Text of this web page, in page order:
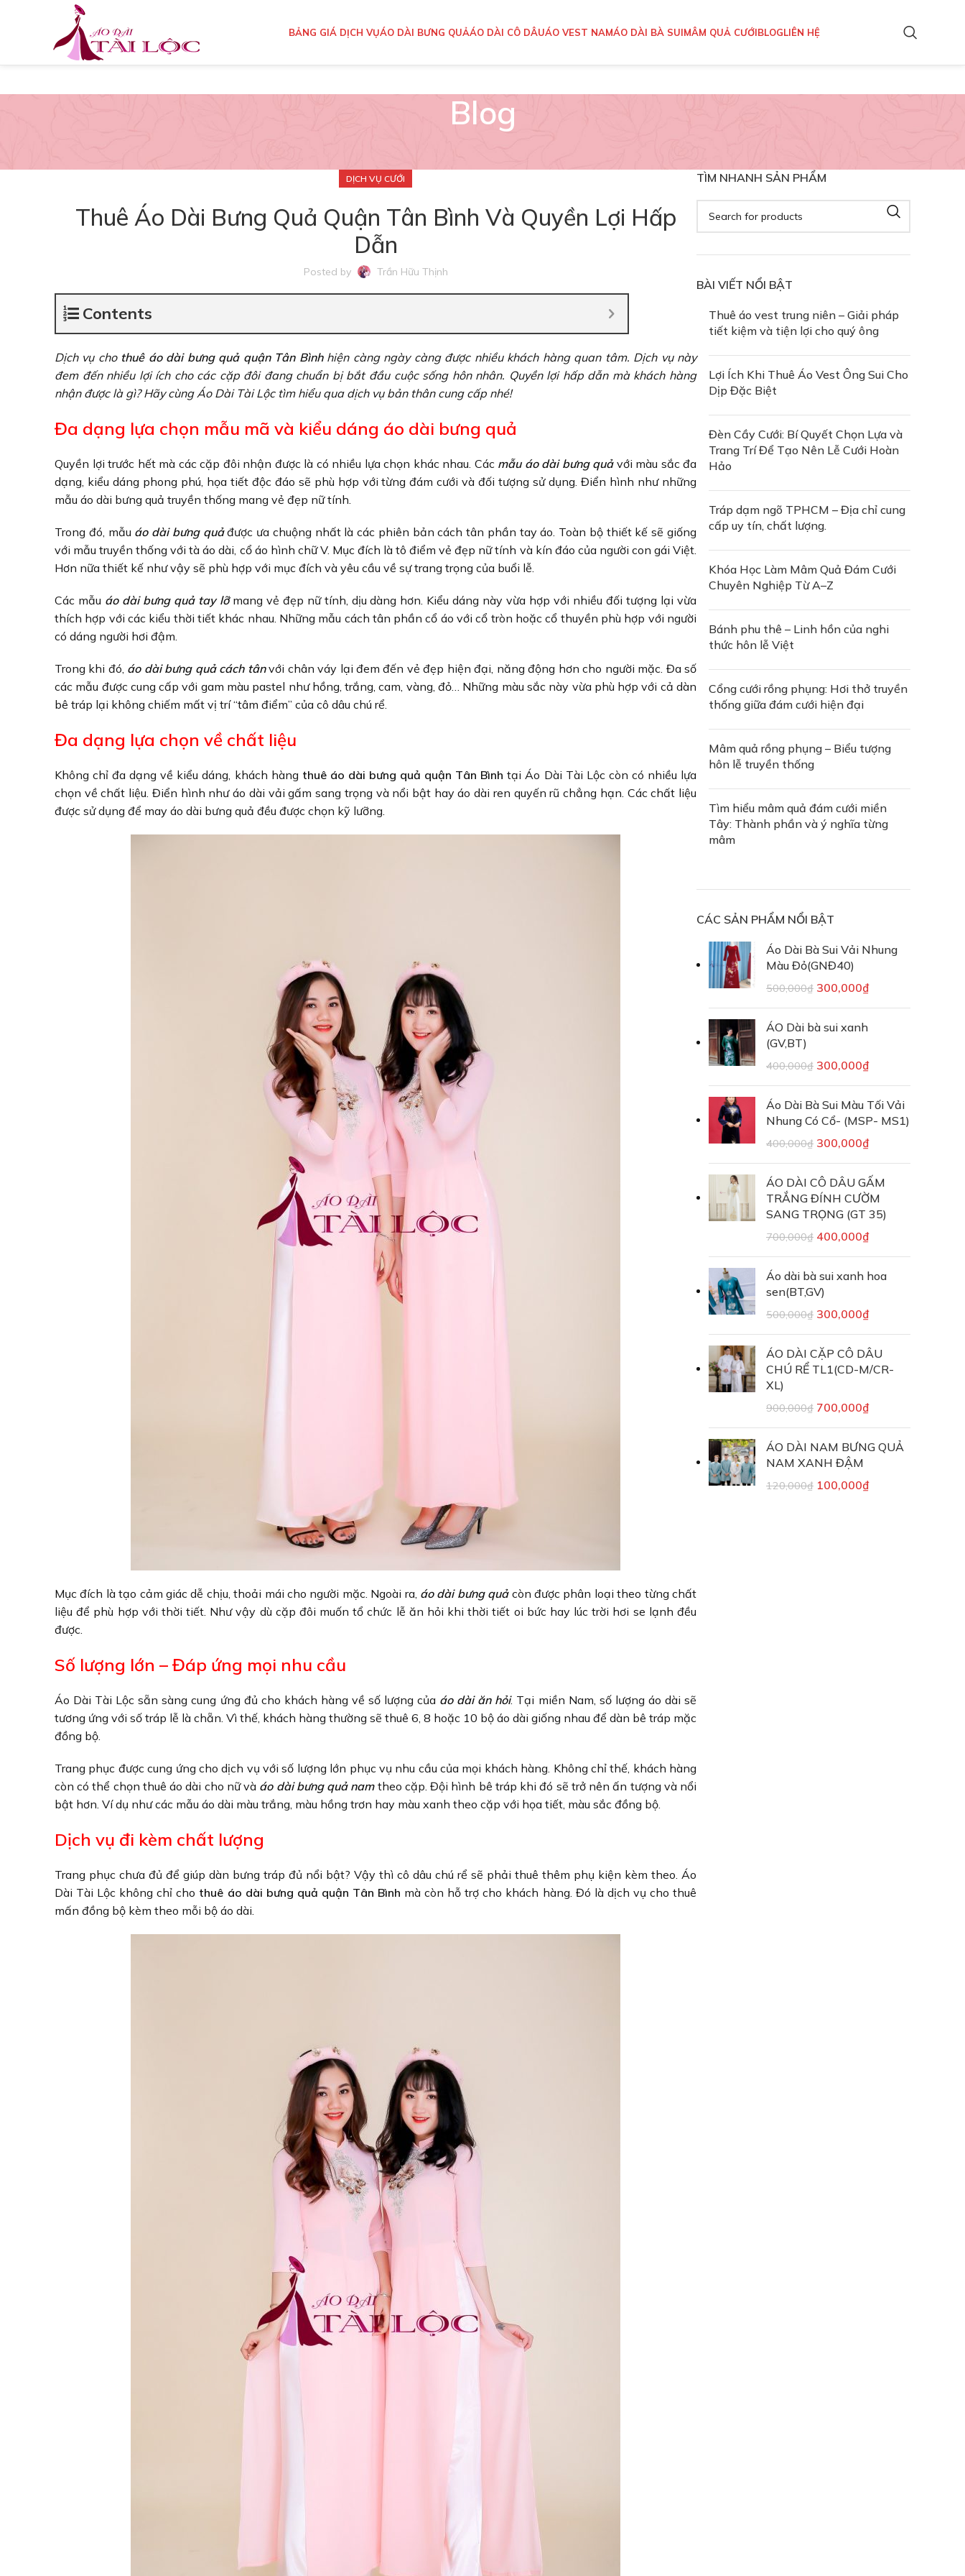
BẢNG GIÁ DỊCH VỤÁO DÀI BƯNG QUẢÁO DÀI CÔ DÂUÁO VEST NAMÁO DÀI BÀ SUIMÂM QUẢ CƯỚIBLOGLIÊN HỆ
Blog
DỊCH VỤ CƯỚI
Thuê Áo Dài Bưng Quả Quận Tân Bình Và Quyền Lợi Hấp
Dẫn
Posted by Trần Hữu Thịnh
Contents
Dịch vụ cho thuê áo dài bưng quả quận Tân Bình hiện càng ngày càng được nhiều khách hàng quan tâm. Dịch vụ này
đem đến nhiều lợi ích cho các cặp đôi đang chuẩn bị bắt đầu cuộc sống hôn nhân. Quyền lợi hấp dẫn mà khách hàng
nhận được là gì? Hãy cùng Áo Dài Tài Lộc tìm hiểu qua dịch vụ bản thân cung cấp nhé!
Đa dạng lựa chọn mẫu mã và kiểu dáng áo dài bưng quả
Quyền lợi trước hết mà các cặp đôi nhận được là có nhiều lựa chọn khác nhau. Các mẫu áo dài bưng quả với màu sắc đa
dạng, kiểu dáng phong phú, họa tiết độc đáo sẽ phù hợp với từng đám cưới và đối tượng sử dụng. Điển hình như những
mẫu áo dài bưng quả truyền thống mang vẻ đẹp nữ tính.
Trong đó, mẫu áo dài bưng quảđược ưa chuộng nhất là các phiên bản cách tân phần tay áo. Toàn bộ thiết kế sẽ giống
với mẫu truyền thống với tà áo dài, cổ áo hình chữ V. Mục đích là tô điểm vẻ đẹp nữ tính và kín đáo của người con gái Việt.
Hơn nữa thiết kế như vậy sẽ phù hợp với mục đích và yêu cầu về sự trang trọng của buổi lễ.
Các mẫu áo dài bưng quả tay lỡ mang vẻ đẹp nữ tính, dịu dàng hơn. Kiểu dáng này vừa hợp với nhiều đối tượng lại vừa
thích hợp với các kiểu thời tiết khác nhau. Những mẫu cách tân phần cổ áo với cổ tròn hoặc cổ thuyền phù hợp với người
có dáng người hơi đậm.
Trong khi đó, áo dài bưng quả cách tânvới chân váy lại đem đến vẻ đẹp hiện đại, năng động hơn cho người mặc. Đa số
các mẫu được cung cấp với gam màu pastel như hồng, trắng, cam, vàng, đỏ… Những màu sắc này vừa phù hợp với cả dàn
bê tráp lại không chiếm mất vị trí “tâm điểm” của cô dâu chú rể.
Đa dạng lựa chọn về chất liệu
Không chỉ đa dạng về kiểu dáng, khách hàng thuê áo dài bưng quả quận Tân Bìnhtại Áo Dài Tài Lộc còn có nhiều lựa
chọn về chất liệu. Điển hình như áo dài vải gấm sang trọng và nổi bật hay áo dài ren quyến rũ chẳng hạn. Các chất liệu
được sử dụng để may áo dài bưng quả đều được chọn kỹ lưỡng.
Mục đích là tạo cảm giác dễ chịu, thoải mái cho người mặc. Ngoài ra, áo dài bưng quả còn được phân loại theo từng chất
liệu để phù hợp với thời tiết. Như vậy dù cặp đôi muốn tổ chức lễ ăn hỏi khi thời tiết oi bức hay lúc trời hơi se lạnh đều
được.
Số lượng lớn – Đáp ứng mọi nhu cầu
Áo Dài Tài Lộc sẵn sàng cung ứng đủ cho khách hàng về số lượng của áo dài ăn hỏi. Tại miền Nam, số lượng áo dài sẽ
tương ứng với số tráp lễ là chẵn. Vì thế, khách hàng thường sẽ thuê 6, 8 hoặc 10 bộ áo dài giống nhau để dàn bê tráp mặc
đồng bộ.
Trang phục được cung ứng cho dịch vụ với số lượng lớn phục vụ nhu cầu của mọi khách hàng. Không chỉ thế, khách hàng
còn có thể chọn thuê áo dài cho nữ và áo dài bưng quả nam theo cặp. Đội hình bê tráp khi đó sẽ trở nên ấn tượng và nổi
bật hơn. Ví dụ như các mẫu áo dài màu trắng, màu hồng trơn hay màu xanh theo cặp với họa tiết, màu sắc đồng bộ.
Dịch vụ đi kèm chất lượng
Trang phục chưa đủ để giúp dàn bưng tráp đủ nổi bật? Vậy thì cô dâu chú rể sẽ phải thuê thêm phụ kiện kèm theo. Áo
Dài Tài Lộc không chỉ cho thuê áo dài bưng quả quận Tân Bình mà còn hỗ trợ cho khách hàng. Đó là dịch vụ cho thuê
mấn đồng bộ kèm theo mỗi bộ áo dài.
TÌM NHANH SẢN PHẨM
BÀI VIẾT NỔI BẬT
Thuê áo vest trung niên – Giải pháp
tiết kiệm và tiện lợi cho quý ông
Lợi Ích Khi Thuê Áo Vest Ông Sui Cho
Dịp Đặc Biệt
Đèn Cầy Cưới: Bí Quyết Chọn Lựa và
Trang Trí Để Tạo Nên Lễ Cưới Hoàn
Hảo
Tráp dạm ngõ TPHCM – Địa chỉ cung
cấp uy tín, chất lượng.
Khóa Học Làm Mâm Quả Đám Cưới
Chuyên Nghiệp Từ A–Z
Bánh phu thê – Linh hồn của nghi
thức hôn lễ Việt
Cổng cưới rồng phụng: Hơi thở truyền
thống giữa đám cưới hiện đại
Mâm quả rồng phụng – Biểu tượng
hôn lễ truyền thống
Tìm hiểu mâm quả đám cưới miền
Tây: Thành phần và ý nghĩa từng
mâm
CÁC SẢN PHẨM NỔI BẬT
Áo Dài Bà Sui Vải Nhung
Màu Đỏ(GNĐ40)
500,000₫ 300,000₫
ÁO Dài bà sui xanh
(GV,BT)
400,000₫ 300,000₫
Áo Dài Bà Sui Màu Tối Vải
Nhung Có Cổ- (MSP- MS1)
400,000₫ 300,000₫
ÁO DÀI CÔ DÂU GẤM
TRẮNG ĐÍNH CƯỜM
SANG TRỌNG (GT 35)
700,000₫ 400,000₫
Áo dài bà sui xanh hoa
sen(BT,GV)
500,000₫ 300,000₫
ÁO DÀI CẶP CÔ DÂU
CHÚ RỂ TL1(CD-M/CR-
XL)
900,000₫ 700,000₫
ÁO DÀI NAM BƯNG QUẢ
NAM XANH ĐẬM
120,000₫ 100,000₫